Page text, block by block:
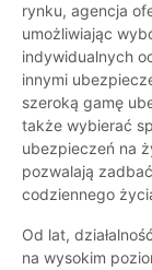
rynku, agencja
umożliwiając
indywidualnych
innymi
szeroką gamę
także wybierać
ubezpieczeń na
pozwalają
codziennego
Od lat,
na wysokim